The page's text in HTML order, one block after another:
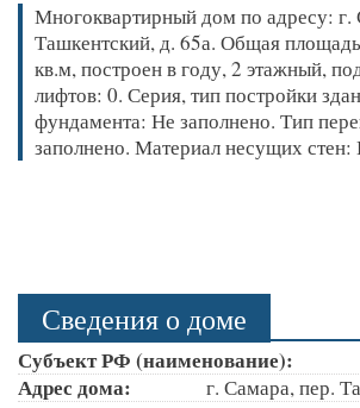
Многоквартирный дом по адресу: г.
Ташкентский, д. 65а. Общая
кв.м, построен в году, 2 этажный,
лифтов: 0. Серия, тип постройки
фундамента: Не заполнено. Тип
заполнено. Материал несущих стен:
Сведения о доме
Субъект РФ (наименование):
Адрес дома: г. Самара, пер.